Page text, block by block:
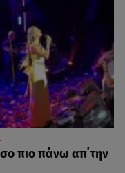
πιο πάνω απ΄την